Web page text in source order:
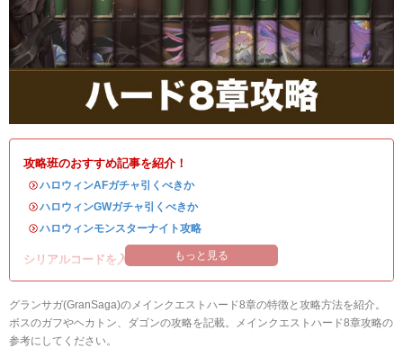
攻略班のおすすめ記事を紹介！
・ハロウィンAFガチャ引くべきか
・ハロウィンGWガチャ引くべきか
・ハロウィンモンスターナイト攻略
シリアルコードを入れて豪華アイテムを入手！
もっと見る
グランサガ(GranSaga)のメインクエストハード8章の特徴と攻略方法を紹介。
ボスのガフやヘカトン、ダゴンの攻略を記載。メインクエストハード8章攻略の
参考にしてください。